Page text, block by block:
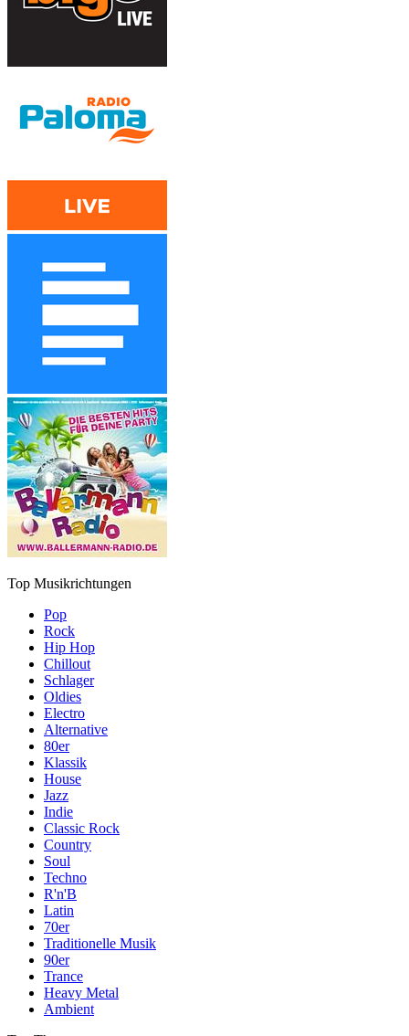
Top Musikrichtungen
Pop
Rock
Hip Hop
Chillout
Schlager
Oldies
Electro
Alternative
80er
Klassik
House
Jazz
Indie
Classic Rock
Country
Soul
Techno
R'n'B
Latin
70er
Traditionelle Musik
90er
Trance
Heavy Metal
Ambient